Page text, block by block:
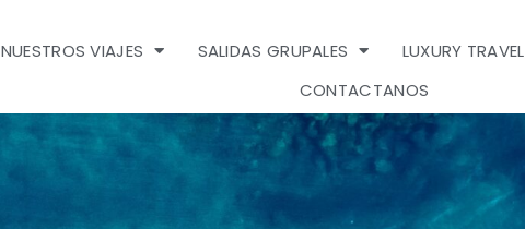
NUESTROS VIAJES SALIDAS GRUPALES LUXURY TRAVEL
CONTACTANOS